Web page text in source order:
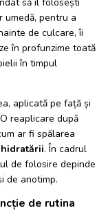
umedă, pentru a
de culcare, îi
în profunzime toată
în timpul
aplicată pe față și
reaplicare după
ar fi spălarea
hidratării. În cadrul
de folosire depinde
de anotimp.
de rutina